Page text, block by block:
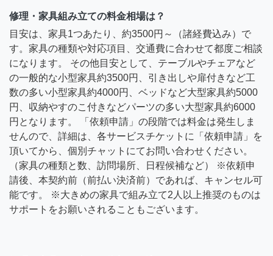
修理・家具組み立ての料金相場は？
目安は、家具1つあたり、約3500円～（諸経費込み）で
す。家具の種類や対応項目、交通費に合わせて都度ご相談
になります。 その他目安として、テーブルやチェアなど
の一般的な小型家具約3500円、引き出しや扉付きなど工
数の多い小型家具約4000円、ベッドなど大型家具約5000
円、収納やすのこ付きなどパーツの多い大型家具約6000
円となります。 「依頼申請」の段階では料金は発生しま
せんので、詳細は、各サービスチケットに「依頼申請」を
頂いてから、個別チャットにてお問い合わせください。
（家具の種類と数、訪問場所、日程候補など） ※依頼申
請後、本契約前（前払い決済前）であれば、キャンセル可
能です。 ※大きめの家具で組み立て2人以上推奨のものは
サポートをお願いされることもございます。